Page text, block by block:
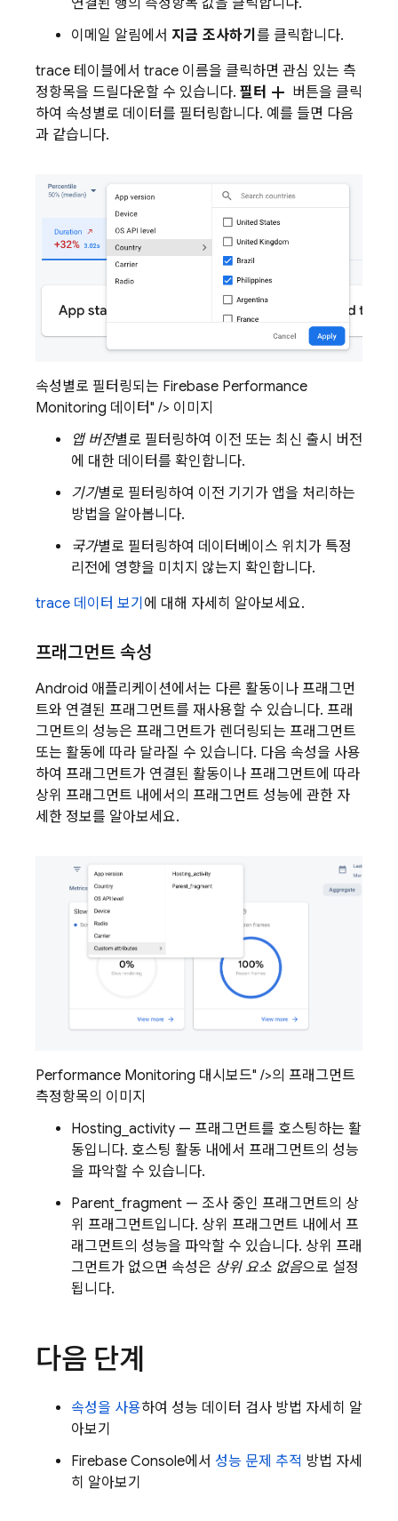
연결된 행의 측정항목 값을 클릭합니다.
이메일 알림에서 지금 조사하기 를 클릭합니다.
trace 테이블에서 trace 이름을 클릭하면 관심 있는 측
정항목을 드릴다운할 수 있습니다. 필터 add 버튼을 클릭
하여 속성별로 데이터를 필터링합니다. 예를 들면 다음
과 같습니다.
속성별로 필터링되는 Firebase Performance
Monitoring 데이터" /> 이미지
앱 버전별로 필터링하여 이전 또는 최신 출시 버전
에 대한 데이터를 확인합니다.
기기별로 필터링하여 이전 기기가 앱을 처리하는
방법을 알아봅니다.
국가별로 필터링하여 데이터베이스 위치가 특정
리전에 영향을 미치지 않는지 확인합니다.
trace 데이터 보기 에 대해 자세히 알아보세요.
프래그먼트 속성
Android 애플리케이션에서는 다른 활동이나 프래그먼
트와 연결된 프래그먼트를 재사용할 수 있습니다. 프래
그먼트의 성능은 프래그먼트가 렌더링되는 프래그먼트
또는 활동에 따라 달라질 수 있습니다. 다음 속성을 사용
하여 프래그먼트가 연결된 활동이나 프래그먼트에 따라
상위 프래그먼트 내에서의 프래그먼트 성능에 관한 자
세한 정보를 알아보세요.
Performance Monitoring 대시보드" />의 프래그먼트
측정항목의 이미지
Hosting_activity — 프래그먼트를 호스팅하는 활
동입니다. 호스팅 활동 내에서 프래그먼트의 성능
을 파악할 수 있습니다.
Parent_fragment — 조사 중인 프래그먼트의 상
위 프래그먼트입니다. 상위 프래그먼트 내에서 프
래그먼트의 성능을 파악할 수 있습니다. 상위 프래
그먼트가 없으면 속성은 상위 요소 없음으로 설정
됩니다.
다음 단계
속성을 사용하여 성능 데이터 검사 방법 자세히 알
아보기
Firebase Console에서 성능 문제 추적 방법 자세
히 알아보기